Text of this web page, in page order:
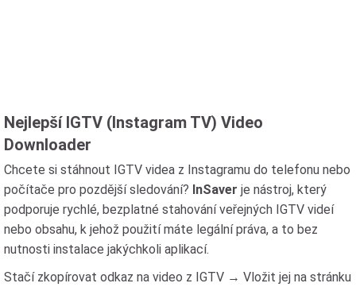
Nejlepší IGTV (Instagram TV) Video
Downloader
Chcete si stáhnout IGTV videa z Instagramu do telefonu nebo
počítače pro pozdější sledování? InSaver je nástroj, který
podporuje rychlé, bezplatné stahování veřejných IGTV videí
nebo obsahu, k jehož použití máte legální práva, a to bez
nutnosti instalace jakýchkoli aplikací.
Stačí zkopírovat odkaz na video z IGTV → Vložit jej na stránku